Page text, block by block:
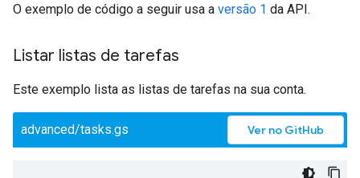
O exemplo de código a seguir usa a versão 1 da API.
Listar listas de tarefas
Este exemplo lista as listas de tarefas na sua conta.
advanced/tasks.gs Ver no GitHub